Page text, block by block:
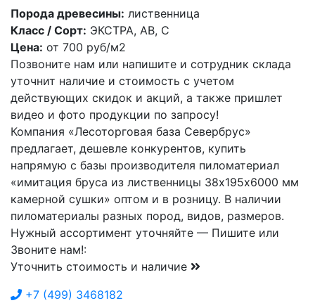
Порода древесины: лиственница
Класс / Сорт: ЭКСТРА, АВ, С
Цена: от 700 руб/м2
Позвоните нам или напишите и сотрудник склада
уточнит наличие и стоимость с учетом
действующих скидок и акций, а также пришлет
видео и фото продукции по запросу!
Компания «Лесоторговая база Севербрус»
предлагает, дешевле конкурентов, купить
напрямую с базы производителя пиломатериал
«имитация бруса из лиственницы 38х195х6000 мм
камерной сушки» оптом и в розницу. В наличии
пиломатериалы разных пород, видов, размеров.
Нужный ассортимент уточняйте — Пишите или
Звоните нам!:
Уточнить стоимость и наличие
+7 (499) 3468182